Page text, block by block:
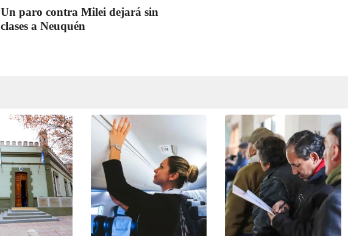
Un paro contra Milei dejará sin
clases a Neuquén